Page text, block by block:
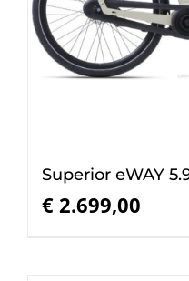
Superior eWAY
€ 2.699,00